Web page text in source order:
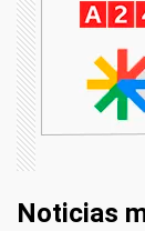
Noticias